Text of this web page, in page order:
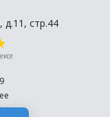
стр.44